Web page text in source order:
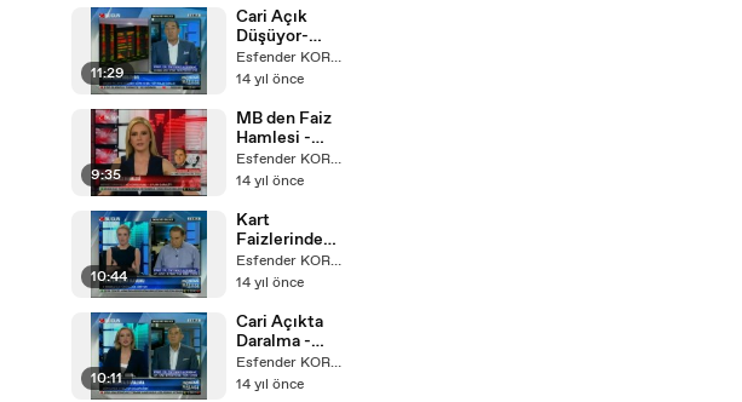
Masası
11:29
Cari Açık
Düşüyor-
BugünTV-
Ekonomi
Esfender KORKMAZ
14 yıl önce
9:35
MB den Faiz
Hamlesi -
Bugün TV -
Ara Haber
Esfender KORKMAZ
14 yıl önce
10:44
Kart
Faizlerinde
Değişiklik Yok
- Bugün TV -
Masası
Esfender KORKMAZ
14 yıl önce
10:11
Cari Açıkta
Daralma -
Bugün TV -
Ekonomi
Esfender KORKMAZ
14 yıl önce